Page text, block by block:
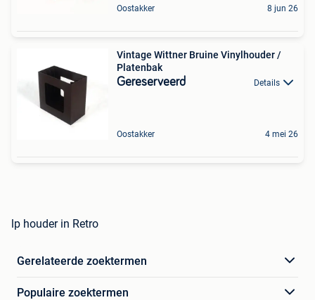
Oostakker 8 jun 26
Vintage Wittner Bruine Vinylhouder /
Platenbak
Gereserveerd Details
Oostakker 4 mei 26
lp houder in Retro
Gerelateerde zoektermen
Populaire zoektermen